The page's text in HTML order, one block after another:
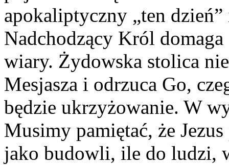
apokaliptyczny „ten
Nadchodzący Król
wiary. Żydowska stolica
Mesjasza i odrzuca Go,
będzie ukrzyżowanie. W
Musimy pamiętać, że
jako budowli, ile do ludzi,